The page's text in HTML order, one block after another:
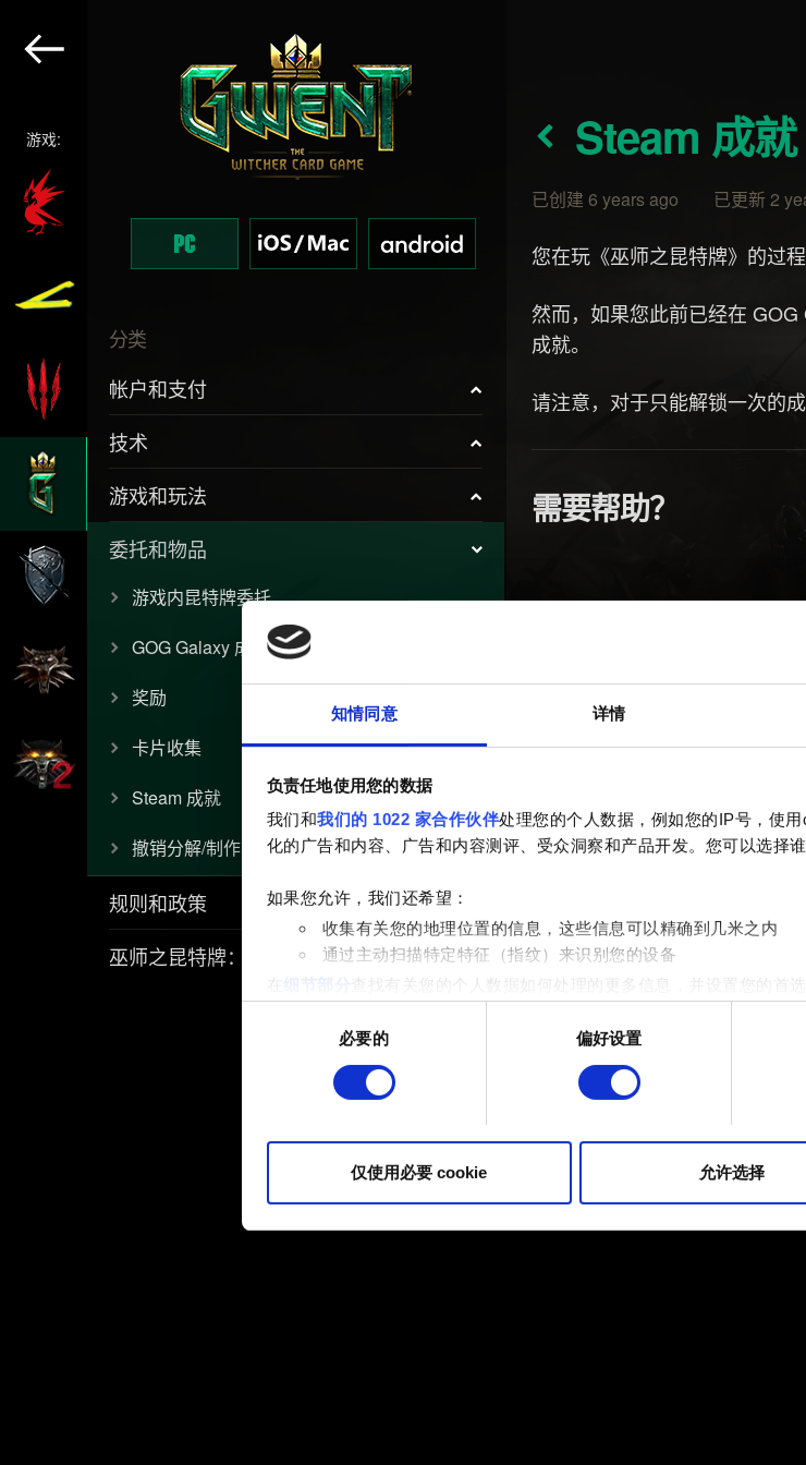
知情同意 详情
负责任地使用您的数据
我们和我们的 1022 家合作伙伴处理您的个人数据，例如您的IP号，使
化的广告和内容、广告和内容测评、受众洞察和产品开发。您可以选择
如果您允许，我们还希望：
收集有关您的地理位置的信息，这些信息可以精确到几米之内
通过主动扫描特定特征（指纹）来识别您的设备
在
细节部分
查找有关您的个人数据如何处理的更多信息，并设置您的首
部分需要使用 Cookies 的是为了让网站功能可用，而另一部分是非强制
网站将更好地服务于您。例如帮助我们在社交媒体上发现您，提供一些
您可以在下面的"设置"菜单中找到有关我们使用 Cookie 的所有详细信
必要的 偏好设置
仅使用必要 cookie 允许选择
游戏:
分类
帐户和支付
技术
游戏和玩法
委托和物品
游戏内昆特牌委托
GOG Galaxy 成就
奖励
卡片收集
Steam 成就
撤销分解/制作
规则和政策
巫师之昆特牌：流浪法师
Steam 成就
已创建 6 years ago 已更新 2
您在玩《巫师之昆特牌》的过
然而，如果您此前已经在
成就。
请注意，对于只能解锁一次的
需要帮助？